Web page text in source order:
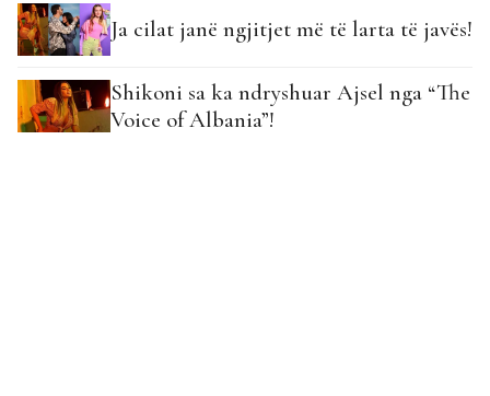
Ja cilat janë ngjitjet më të larta të javës!
Shikoni sa ka ndryshuar Ajsel nga “The
Voice of Albania”!